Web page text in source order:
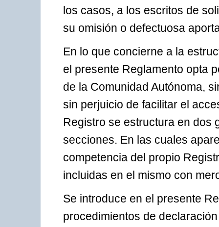
los casos, a los escritos de
su omisión o defectuosa
En lo que concierne a la
el presente Reglamento opta
de la Comunidad Autónoma,
sin perjuicio de facilitar el
Registro se estructura en dos
secciones. En las cuales
competencia del propio
incluidas en el mismo con
Se introduce en el presente
procedimientos de